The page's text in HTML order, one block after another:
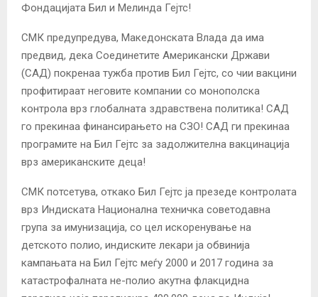
Фондацијата Бил и Мелинда Гејтс!
СМК предупредува, Македонската Влада да има
предвид, дека Соединетите Американски Држави
(САД) покренаа тужба против Бил Гејтс, со чии вакцини
профитираат неговите компании со монополска
контрола врз глобалната здравствена политика! САД
го прекинаа финансирањето на СЗО! САД ги прекинаа
програмите на Бил Гејтс за задолжителна вакцинација
врз американските деца!
СМК потсетува, откако Бил Гејтс ја презеде контролата
врз Индиската Национална техничка советодавна
група за имунизација, со цел искоренување на
детското полио, индиските лекари ја обвинија
кампањата на Бил Гејтс меѓу 2000 и 2017 година за
катастрофалната не-полио акутна флакцидна